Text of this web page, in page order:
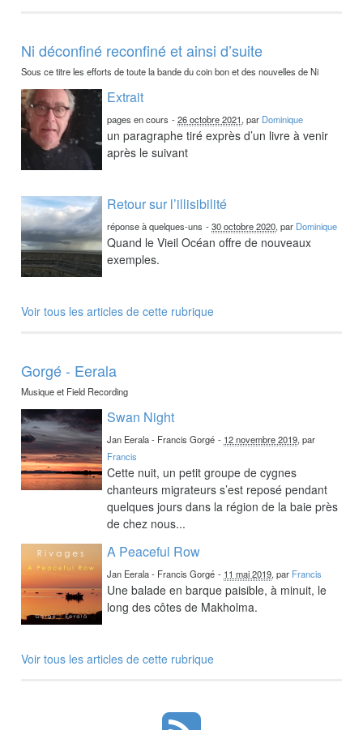
Ni déconfiné reconfiné et ainsi d’suite
Sous ce titre les efforts de toute la bande du coin bon et des nouvelles de Ni
Extrait
pages en cours -26 octobre 2021, par Dominique
un paragraphe tiré exprès d’un livre à venir
après le suivant
Retour sur l’illisibilité
réponse à quelques-uns -30 octobre 2020, par Dominique
Quand le Vieil Océan offre de nouveaux
exemples.
Voir tous les articles de cette rubrique
Gorgé - Eerala
Musique et Field Recording
Swan Night
Jan Eerala - Francis Gorgé - 12 novembre 2019, par
Francis
Cette nuit, un petit groupe de cygnes
chanteurs migrateurs s’est reposé pendant
quelques jours dans la région de la baie près
de chez nous...
A Peaceful Row
Jan Eerala - Francis Gorgé - 11 mai 2019, par Francis
Une balade en barque paisible, à minuit, le
long des côtes de Makholma.
Voir tous les articles de cette rubrique